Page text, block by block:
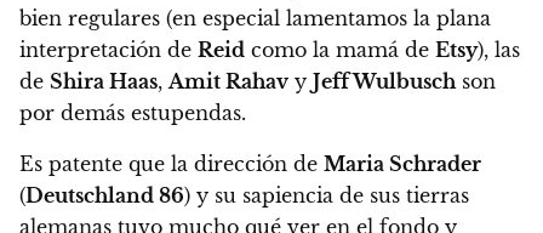
bien regulares (en especial lamentamos la plana
interpretación de Reid como la mamá de Etsy), las
de Shira Haas, Amit Rahav y Jeff Wulbusch son
por demás estupendas.
Es patente que la dirección de Maria Schrader
(Deutschland 86) y su sapiencia de sus tierras
alemanas tuvo mucho qué ver en el fondo y